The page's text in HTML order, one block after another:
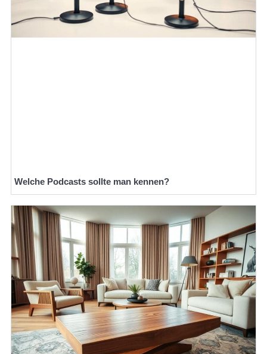
Welche Podcasts sollte man kennen?